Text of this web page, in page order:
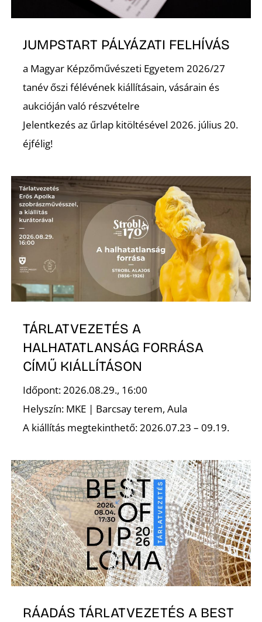
JUMPSTART PÁLYÁZATI FELHÍVÁS
a Magyar Képzőművészeti Egyetem 2026/27
tanév őszi félévének kiállításain, vásárain és
aukcióján való részvételre
Jelentkezés az űrlap kitöltésével 2026. július 20.
éjfélig!
TÁRLATVEZETÉS A
HALHATATLANSÁG FORRÁSA
CÍMŰ KIÁLLÍTÁSON
Időpont: 2026.08.29., 16:00
Helyszín: MKE | Barcsay terem, Aula
A kiállítás megtekinthető: 2026.07.23 – 09.19.
RÁADÁS TÁRLATVEZETÉS A BEST